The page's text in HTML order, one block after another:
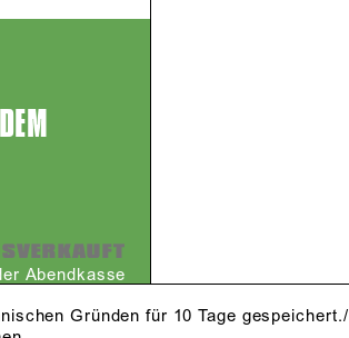
Gründen für 10 Tage gespeichert./
Abendkasse